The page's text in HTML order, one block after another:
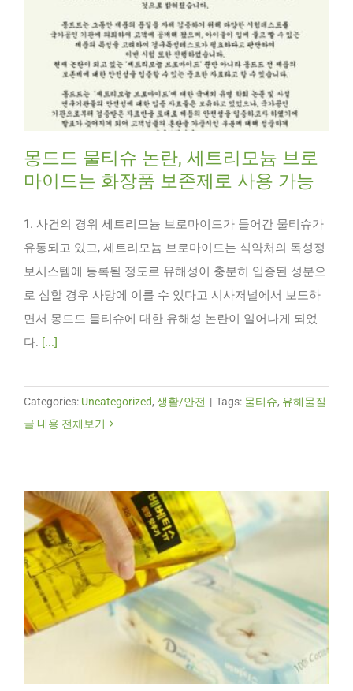
몽드드 물티슈 논란, 세트리모늄 브로
마이드는 화장품 보존제로 사용 가능
1. 사건의 경위 세트리모늄 브로마이드가 들어간 물티슈가
유통되고 있고, 세트리모늄 브로마이드는 식약처의 독성정
보시스템에 등록될 정도로 유해성이 충분히 입증된 성분으
로 심할 경우 사망에 이를 수 있다고 시사저널에서 보도하
면서 몽드드 물티슈에 대한 유해성 논란이 일어나게 되었
다. [...]
Categories: Uncategorized, 생활/안전 | Tags: 물티슈, 유해물질
글 내용 전체보기